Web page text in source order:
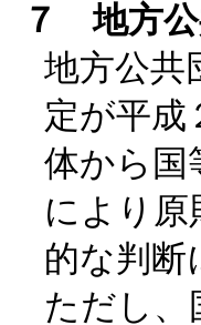
７ 地方公
地方公共
定が平成
体から国
により原
的な判断
ただし、